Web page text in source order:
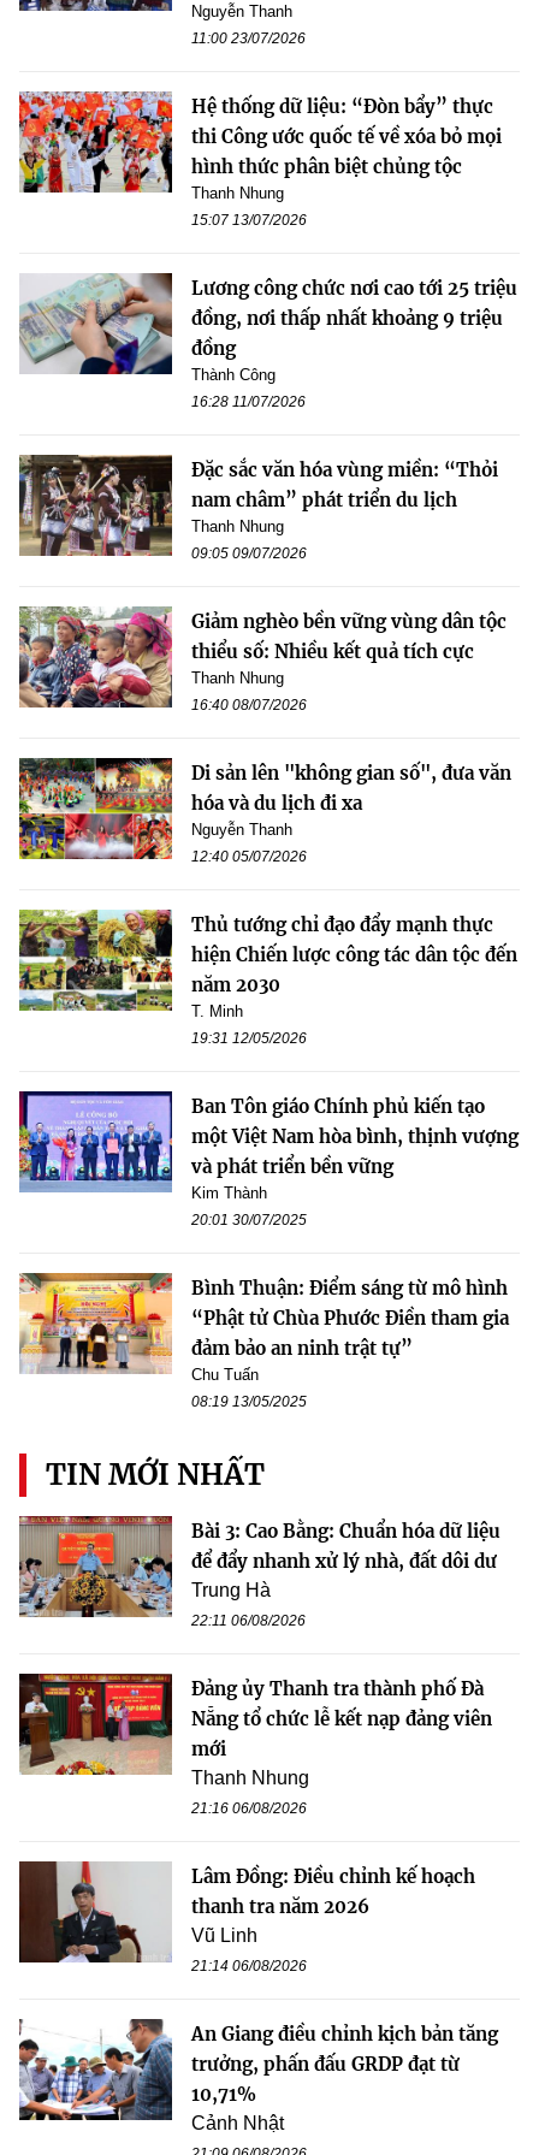
Nguyễn Thanh
11:00 23/07/2026
Hệ thống dữ liệu: “Đòn bẩy” thực
thi Công ước quốc tế về xóa bỏ mọi
hình thức phân biệt chủng tộc
Thanh Nhung
15:07 13/07/2026
Lương công chức nơi cao tới 25 triệu
đồng, nơi thấp nhất khoảng 9 triệu
đồng
Thành Công
16:28 11/07/2026
Đặc sắc văn hóa vùng miền: “Thỏi
nam châm” phát triển du lịch
Thanh Nhung
09:05 09/07/2026
Giảm nghèo bền vững vùng dân tộc
thiểu số: Nhiều kết quả tích cực
Thanh Nhung
16:40 08/07/2026
Di sản lên "không gian số", đưa văn
hóa và du lịch đi xa
Nguyễn Thanh
12:40 05/07/2026
Thủ tướng chỉ đạo đẩy mạnh thực
hiện Chiến lược công tác dân tộc đến
năm 2030
T. Minh
19:31 12/05/2026
Ban Tôn giáo Chính phủ kiến tạo
một Việt Nam hòa bình, thịnh vượng
và phát triển bền vững
Kim Thành
20:01 30/07/2025
Bình Thuận: Điểm sáng từ mô hình
“Phật tử Chùa Phước Điền tham gia
đảm bảo an ninh trật tự”
Chu Tuấn
08:19 13/05/2025
TIN MỚI NHẤT
Bài 3: Cao Bằng: Chuẩn hóa dữ liệu
để đẩy nhanh xử lý nhà, đất dôi dư
Trung Hà
22:11 06/08/2026
Đảng ủy Thanh tra thành phố Đà
Nẵng tổ chức lễ kết nạp đảng viên
mới
Thanh Nhung
21:16 06/08/2026
Lâm Đồng: Điều chỉnh kế hoạch
thanh tra năm 2026
Vũ Linh
21:14 06/08/2026
An Giang điều chỉnh kịch bản tăng
trưởng, phấn đấu GRDP đạt từ
10,71%
Cảnh Nhật